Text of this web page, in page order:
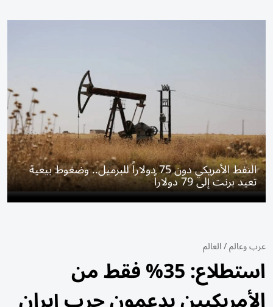
النفط الأمريكي دون 75 دولاراً للبرميل.. وضغوط بيعية
تعيد برنت إلى 79 دولاراً
عرب وعالم/العالم
استطلاع: 35% فقط من